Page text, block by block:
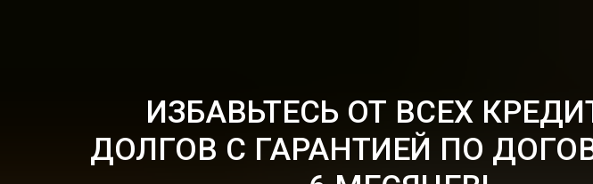
ИЗБАВЬТЕСЬ ОТ ВСЕХ
ДОЛГОВ С ГАРАНТИЕЙ ПО